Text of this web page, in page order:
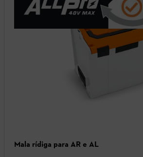
Mala rídiga para AR e AL